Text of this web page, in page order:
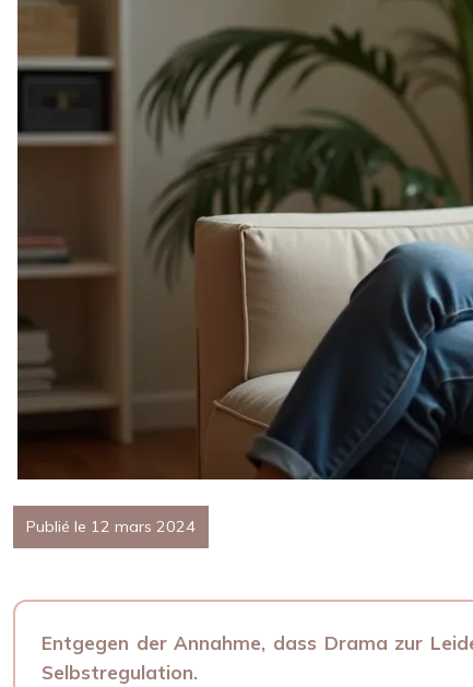
Publié le 12 mars 2024
Entgegen der Annahme, dass Drama zur
Selbstregulation.